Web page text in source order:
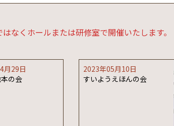
なくホールまたは研修室で開催いたします。
月29日
の会
2023年05月10日
すいようえほんの会